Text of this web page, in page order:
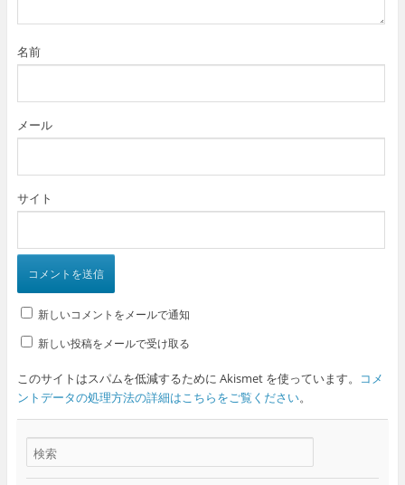
名前
メール
サイト
新しいコメントをメールで通知
新しい投稿をメールで受け取る
このサイトはスパムを低減するために Akismet を使っています。
コメ
ントデータの処理方法の詳細はこちらをご覧ください。